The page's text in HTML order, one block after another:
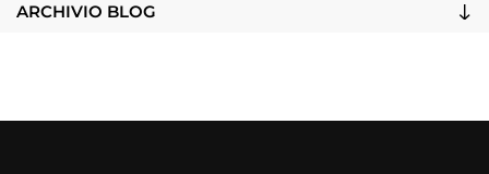
ARCHIVIO BLOG